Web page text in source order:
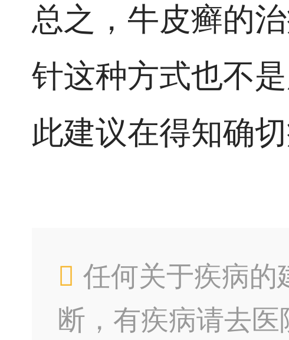
总之，牛皮癣的
针这种方式也不
此建议在得知确
任何关于疾病的
断，有疾病请去